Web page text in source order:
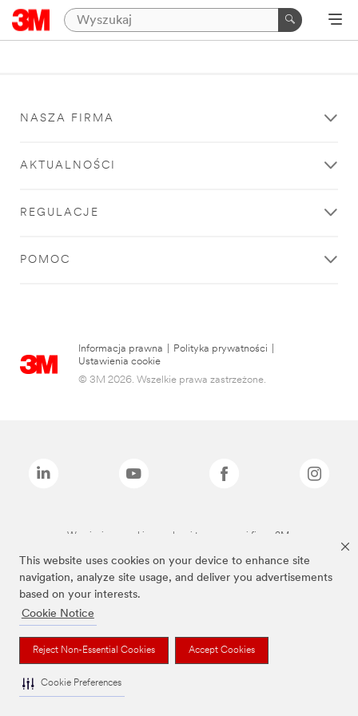
This website uses cookies on your device to enhance site
navigation, analyze site usage, and deliver you advertisements
based on your interests.
Cookie Notice
Reject Non-Essential Cookies Accept Cookies
Cookie Preferences
NASZA FIRMA
AKTUALNOŚCI
REGULACJE
POMOC
Informacja prawna Polityka prywatności
Ustawienia cookie
© 3M 2026. Wszelkie prawa zastrzeżone.
Wymienione marki są znakami towarowymi firmy 3M.